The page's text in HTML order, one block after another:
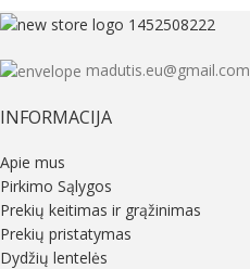
madutis.eu@gmail.com
INFORMACIJA
Apie mus
Pirkimo Sąlygos
Prekių keitimas ir grąžinimas
Prekių pristatymas
Dydžių lentelės